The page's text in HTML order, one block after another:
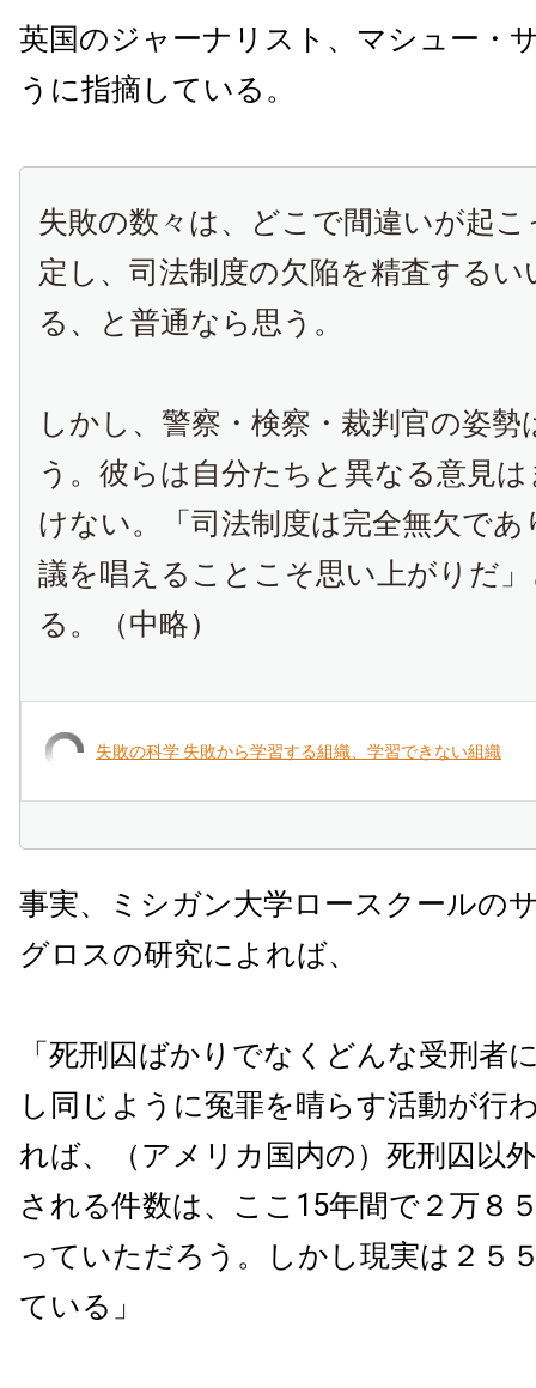
英国のジャーナリスト、マシュー・
うに指摘している。
失敗の数々は、どこで間違いが起
定し、司法制度の欠陥を精査するい
る、と普通なら思う。
しかし、警察・検察・裁判官の姿
う。彼らは自分たちと異なる意見
けない。「司法制度は完全無欠で
議を唱えることこそ思い上がりだ
る。（中略）
失敗の科学 失敗から学習する組織、学習できない組織
事実、ミシガン大学ロースクールの
グロスの研究によれば、
「死刑囚ばかりでなくどんな受刑者
し同じように冤罪を晴らす活動が行
れば、（アメリカ国内の）死刑囚以
される件数は、ここ 15年間で２万８
っていただろう。しかし現実は２５
ている」